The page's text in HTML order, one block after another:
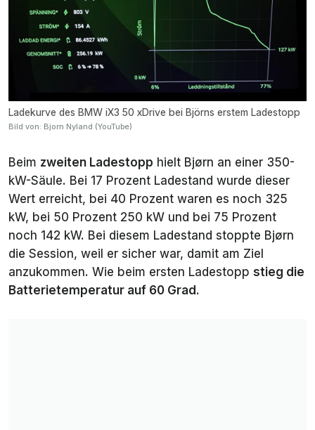
Ladekurve des BMW iX3 50 xDrive bei Björns erstem Ladestopp
Bild von: Bjorn Nyland (YouTube)
Beim zweiten Ladestopp hielt Bjørn an einer 350-
kW-Säule. Bei 17 Prozent Ladestand wurde dieser
Wert erreicht, bei 40 Prozent waren es noch 325
kW, bei 50 Prozent 250 kW und bei 75 Prozent
noch 142 kW. Bei diesem Ladestand stoppte Bjørn
die Session, weil er sicher war, damit am Ziel
anzukommen. Wie beim ersten Ladestopp stieg die
Batterietemperatur auf 60 Grad .